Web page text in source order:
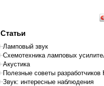
Статьи
Ламповый звук
Схемотехника ламповых
Акустика
Полезные советы разработчиков
Звук: интересные наблюдения